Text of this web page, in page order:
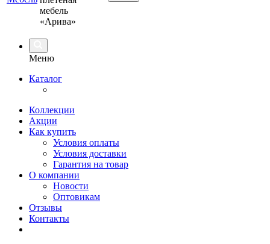
мебель
«Арива»
Меню
Каталог
Коллекции
Акции
Как купить
Условия оплаты
Условия доставки
Гарантия на товар
О компании
Новости
Оптовикам
Отзывы
Контакты